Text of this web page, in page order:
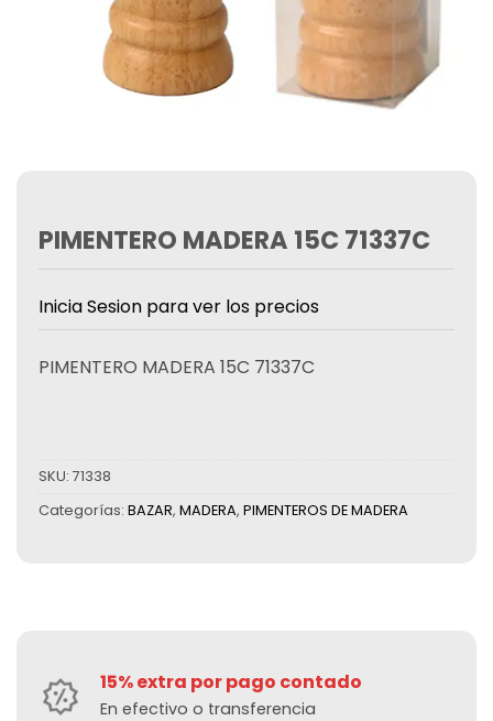
PIMENTERO MADERA 15C 71337C
Inicia Sesion para ver los precios
PIMENTERO MADERA 15C 71337C
SKU: 71338
Categorías: BAZAR, MADERA, PIMENTEROS DE MADERA
15% extra por pago contado
En efectivo o transferencia